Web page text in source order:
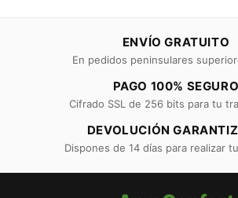
ENVÍO GRATUITO
En pedidos peninsulares
PAGO 100% SEGURO
Cifrado SSL de 256 bits para tu
DEVOLUCIÓN
Dispones de 14 días para realizar